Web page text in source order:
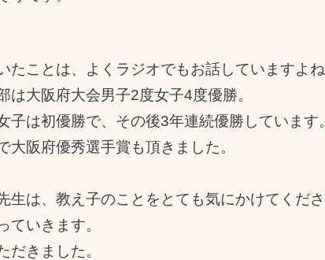
ことは、よくラジオでもお話していますよね
大阪府大会男子2度女子4度優勝。
は初優勝で、その後3年連続優勝しています。
阪府優秀選手賞も頂きました。
生は、教え子のことをとても気にかけてくだ
ていきます。
だきました。